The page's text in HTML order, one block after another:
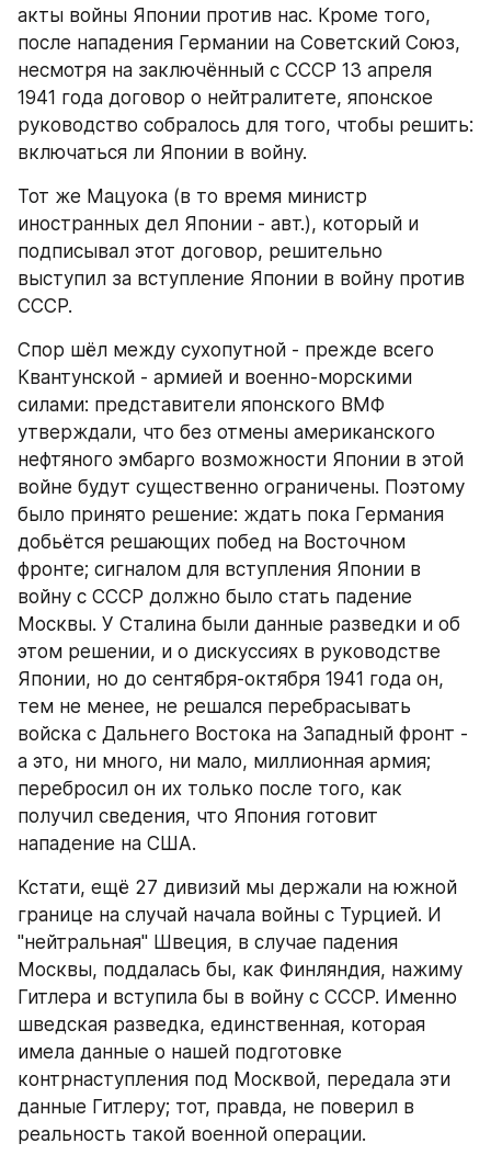
акты войны Японии против нас. Кроме того,
после нападения Германии на Советский Союз,
несмотря на заключённый с СССР 13 апреля
1941 года договор о нейтралитете, японское
руководство собралось для того, чтобы решить:
включаться ли Японии в войну.
Тот же Мацуока (в то время министр
иностранных дел Японии - авт.), который и
подписывал этот договор, решительно
выступил за вступление Японии в войну против
СССР.
Спор шёл между сухопутной - прежде всего
Квантунской - армией и военно-морскими
силами: представители японского ВМФ
утверждали, что без отмены американского
нефтяного эмбарго возможности Японии в этой
войне будут существенно ограничены. Поэтому
было принято решение: ждать пока Германия
добьётся решающих побед на Восточном
фронте; сигналом для вступления Японии в
войну с СССР должно было стать падение
Москвы. У Сталина были данные разведки и об
этом решении, и о дискуссиях в руководстве
Японии, но до сентября-октября 1941 года он,
тем не менее, не решался перебрасывать
войска с Дальнего Востока на Западный фронт -
а это, ни много, ни мало, миллионная армия;
перебросил он их только после того, как
получил сведения, что Япония готовит
нападение на США.
Кстати, ещё 27 дивизий мы держали на южной
границе на случай начала войны с Турцией. И
"нейтральная" Швеция, в случае падения
Москвы, поддалась бы, как Финляндия, нажиму
Гитлера и вступила бы в войну с СССР. Именно
шведская разведка, единственная, которая
имела данные о нашей подготовке
контрнаступления под Москвой, передала эти
данные Гитлеру; тот, правда, не поверил в
реальность такой военной операции.